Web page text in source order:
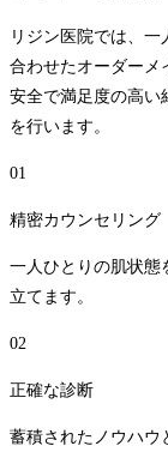
リジン医院では、
合わせたオーダーメ
安全で満足度の高い
を行います。
01
精密カウンセリング
一人ひとりの肌状態
立てます。
02
正確な診断
蓄積されたノウハウ